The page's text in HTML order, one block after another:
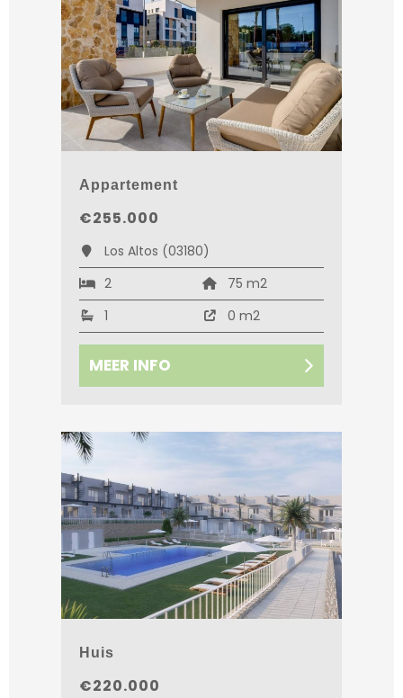
Appartement
€255.000
Los Altos (03180)
2
75 m2
1
0 m2
MEER INFO
Huis
€220.000